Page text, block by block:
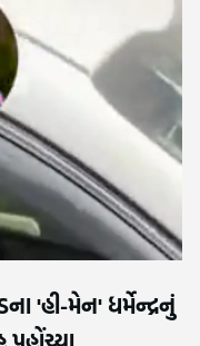
'હી-મેન' ધર્મેન્દ્રનું